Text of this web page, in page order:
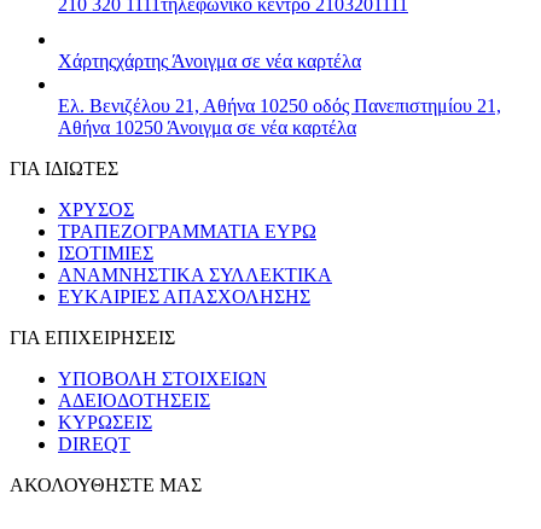
210 320 1111τηλεφωνικό κέντρο 2103201111
Χάρτηςχάρτης Άνοιγμα σε νέα καρτέλα
Ελ. Βενιζέλου 21, Αθήνα 10250 οδός Πανεπιστημίου 21,
Αθήνα 10250 Άνοιγμα σε νέα καρτέλα
ΓΙΑ ΙΔΙΩΤΕΣ
ΧΡΥΣΟΣ
ΤΡΑΠΕΖΟΓΡΑΜΜΑΤΙΑ ΕΥΡΩ
ΙΣΟΤΙΜΙΕΣ
ΑΝΑΜΝΗΣΤΙΚΑ ΣΥΛΛΕΚΤΙΚΑ
ΕΥΚΑΙΡΙΕΣ ΑΠΑΣΧΟΛΗΣΗΣ
ΓΙΑ ΕΠΙΧΕΙΡΗΣΕΙΣ
ΥΠΟΒΟΛΗ ΣΤΟΙΧΕΙΩΝ
ΑΔΕΙΟΔΟΤΗΣΕΙΣ
ΚΥΡΩΣΕΙΣ
DIREQT
ΑΚΟΛΟΥΘΗΣΤΕ ΜΑΣ